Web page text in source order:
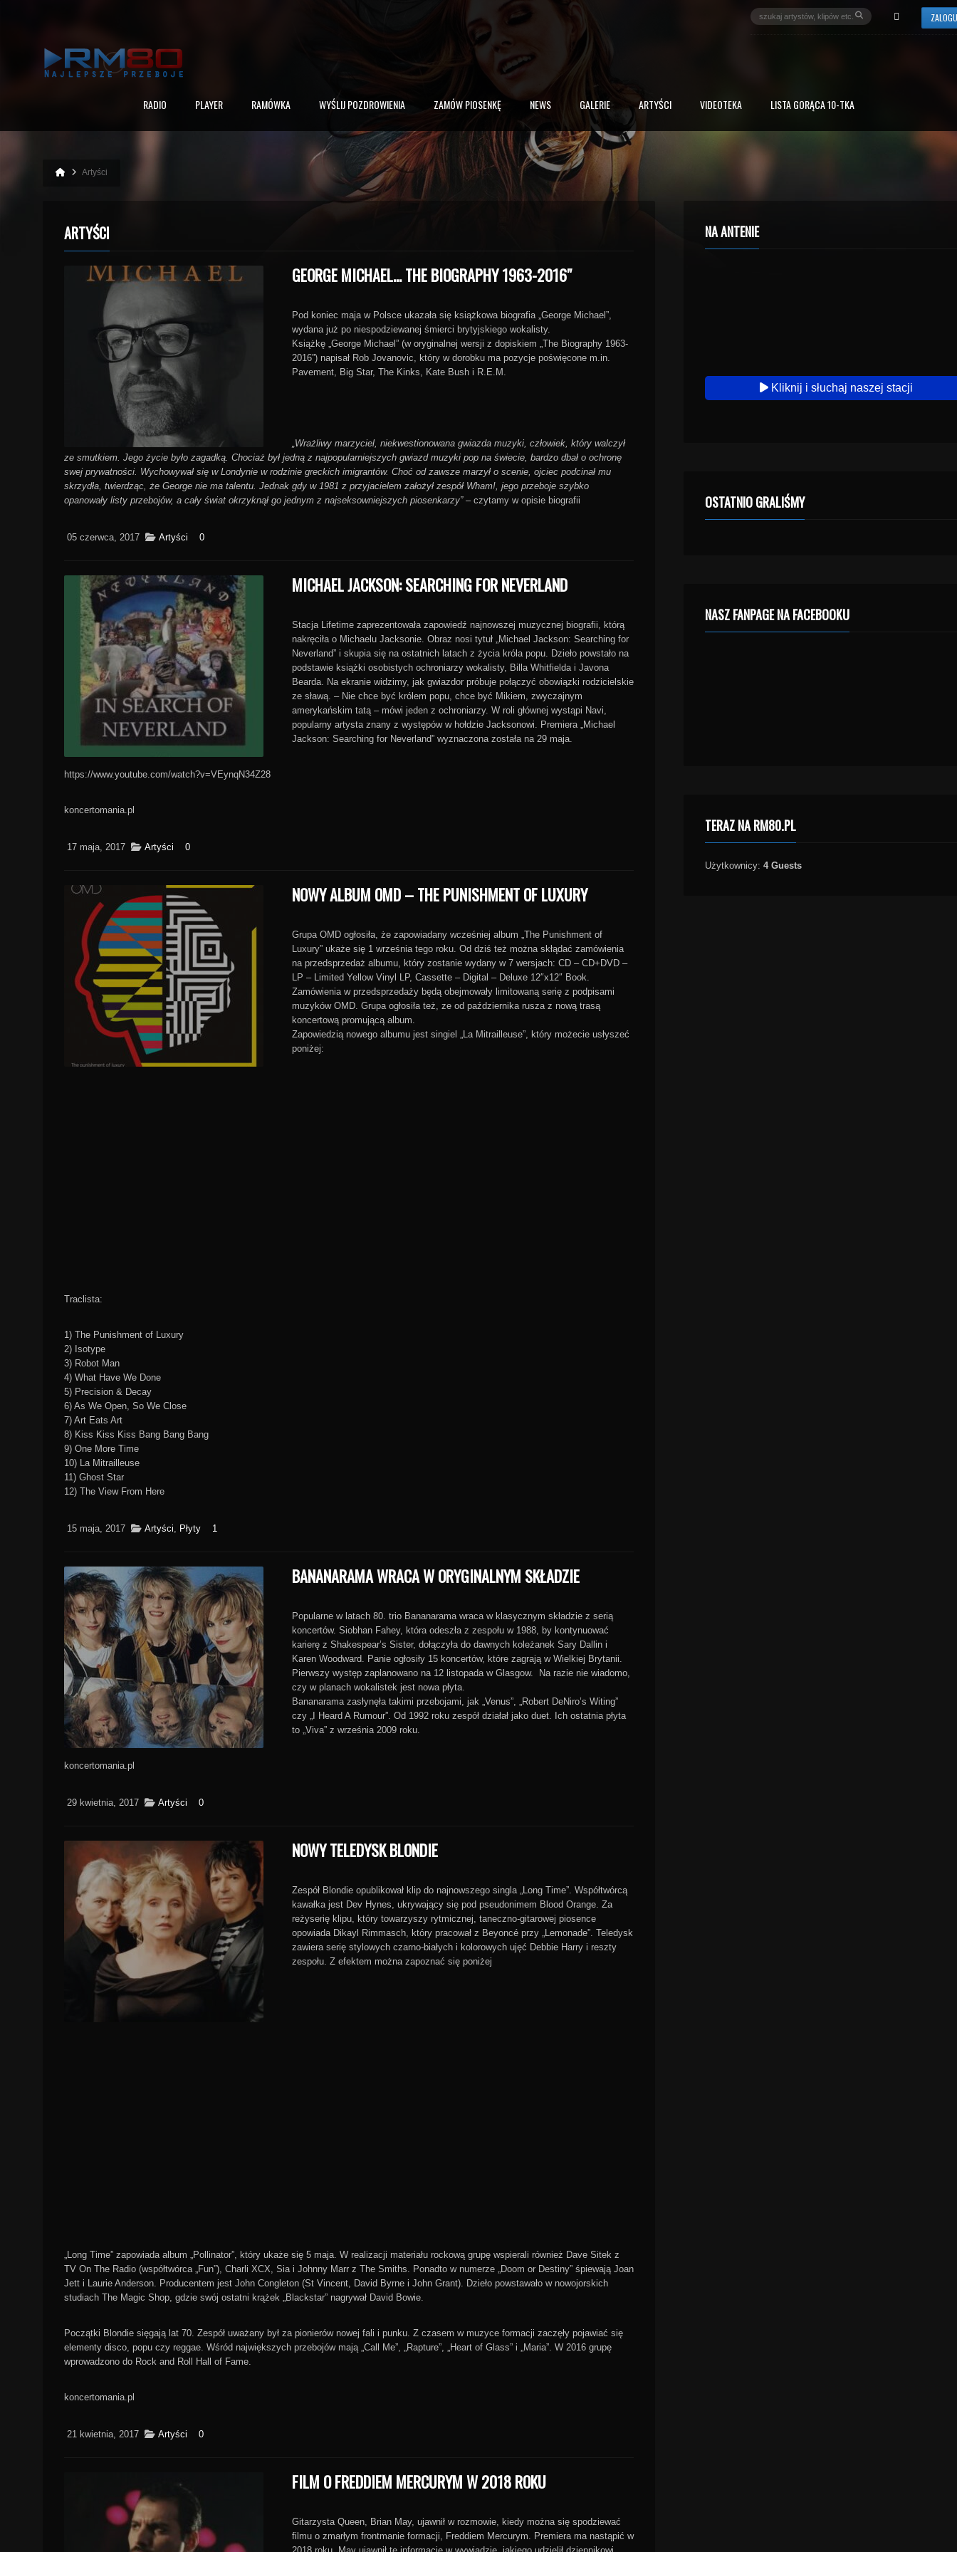
RADIO PLAYER RAMÓWKA WYŚLIJ POZDROWIENIA ZAMÓW PIOSENKĘ NEWS GALERIE ARTYŚCI VIDEOTEKA LISTA GORĄCA 10-TKA
Artyści
ARTYŚCI
GEORGE MICHAEL… THE BIOGRAPHY 1963-2016″
Pod koniec maja w Polsce ukazała się książkowa biografia „George Michael”,
wydana już po niespodziewanej śmierci brytyjskiego wokalisty.
Książkę „George Michael” (w oryginalnej wersji z dopiskiem „The Biography 1963-
2016”) napisał Rob Jovanovic, który w dorobku ma pozycje poświęcone m.in.
Pavement, Big Star, The Kinks, Kate Bush i R.E.M.
„Wrażliwy marzyciel, niekwestionowana gwiazda muzyki, człowiek, który walczył
ze smutkiem. Jego życie było zagadką. Chociaż był jedną z najpopularniejszych gwiazd muzyki pop na świecie, bardzo dbał o ochronę
swej prywatności. Wychowywał się w Londynie w rodzinie greckich imigrantów. Choć od zawsze marzył o scenie, ojciec podcinał mu
skrzydła, twierdząc, że George nie ma talentu. Jednak gdy w 1981 z przyjacielem założył zespół Wham!, jego przeboje szybko
opanowały listy przebojów, a cały świat okrzyknął go jednym z najseksowniejszych piosenkarzy”– czytamy w opisie biografii
05 czerwca, 2017 Artyści 0
MICHAEL JACKSON: SEARCHING FOR NEVERLAND
Stacja Lifetime zaprezentowała zapowiedź najnowszej muzycznej biografii, którą
nakręciła o Michaelu Jacksonie. Obraz nosi tytuł „Michael Jackson: Searching for
Neverland” i skupia się na ostatnich latach z życia króla popu. Dzieło powstało na
podstawie książki osobistych ochroniarzy wokalisty, Billa Whitfielda i Javona
Bearda. Na ekranie widzimy, jak gwiazdor próbuje połączyć obowiązki rodzicielskie
ze sławą. – Nie chce być królem popu, chce być Mikiem, zwyczajnym
amerykańskim tatą – mówi jeden z ochroniarzy. W roli głównej wystąpi Navi,
popularny artysta znany z występów w hołdzie Jacksonowi. Premiera „Michael
Jackson: Searching for Neverland” wyznaczona została na 29 maja.
https://www.youtube.com/watch?v=VEynqN34Z28
koncertomania.pl
17 maja, 2017 Artyści 0
NOWY ALBUM OMD – THE PUNISHMENT OF LUXURY
Grupa OMD ogłosiła, że zapowiadany wcześniej album „The Punishment of
Luxury” ukaże się 1 września tego roku. Od dziś też można skłądać zamówienia
na przedsprzedaż albumu, który zostanie wydany w 7 wersjach: CD – CD+DVD –
LP – Limited Yellow Vinyl LP, Cassette – Digital – Deluxe 12″x12″ Book.
Zamówienia w przedsprzedaży będą obejmowały limitowaną serię z podpisami
muzyków OMD. Grupa ogłosiła też, ze od października rusza z nową trasą
koncertową promującą album.
Zapowiedzią nowego albumu jest singiel „La Mitrailleuse”, który możecie usłyszeć
poniżej:
Traclista:
1) The Punishment of Luxury
2) Isotype
3) Robot Man
4) What Have We Done
5) Precision & Decay
6) As We Open, So We Close
7) Art Eats Art
8) Kiss Kiss Kiss Bang Bang Bang
9) One More Time
10) La Mitrailleuse
11) Ghost Star
12) The View From Here
15 maja, 2017 Artyści, Płyty 1
BANANARAMA WRACA W ORYGINALNYM SKŁADZIE
Popularne w latach 80. trio Bananarama wraca w klasycznym składzie z serią
koncertów. Siobhan Fahey, która odeszła z zespołu w 1988, by kontynuować
karierę z Shakespear’s Sister, dołączyła do dawnych koleżanek Sary Dallin i
Karen Woodward. Panie ogłosiły 15 koncertów, które zagrają w Wielkiej Brytanii.
Pierwszy występ zaplanowano na 12 listopada w Glasgow. Na razie nie wiadomo,
czy w planach wokalistek jest nowa płyta.
Bananarama zasłynęła takimi przebojami, jak „Venus”, „Robert DeNiro’s Witing”
czy „I Heard A Rumour”. Od 1992 roku zespół działał jako duet. Ich ostatnia płyta
to „Viva” z września 2009 roku.
koncertomania.pl
29 kwietnia, 2017 Artyści 0
NOWY TELEDYSK BLONDIE
Zespół Blondie opublikował klip do najnowszego singla „Long Time”. Współtwórcą
kawałka jest Dev Hynes, ukrywający się pod pseudonimem Blood Orange. Za
reżyserię klipu, który towarzyszy rytmicznej, taneczno-gitarowej piosence
opowiada Dikayl Rimmasch, który pracował z Beyoncé przy „Lemonade”. Teledysk
zawiera serię stylowych czarno-białych i kolorowych ujęć Debbie Harry i reszty
zespołu. Z efektem można zapoznać się poniżej
„Long Time” zapowiada album „Pollinator”, który ukaże się 5 maja. W realizacji materiału rockową grupę wspierali również Dave Sitek z
TV On The Radio (współtwórca „Fun”), Charli XCX, Sia i Johnny Marr z The Smiths. Ponadto w numerze „Doom or Destiny” śpiewają Joan
Jett i Laurie Anderson. Producentem jest John Congleton (St Vincent, David Byrne i John Grant). Dzieło powstawało w nowojorskich
studiach The Magic Shop, gdzie swój ostatni krążek „Blackstar” nagrywał David Bowie.
Początki Blondie sięgają lat 70. Zespół uważany był za pionierów nowej fali i punku. Z czasem w muzyce formacji zaczęły pojawiać się
elementy disco, popu czy reggae. Wśród największych przebojów mają „Call Me”, „Rapture”, „Heart of Glass” i „Maria”. W 2016 grupę
wprowadzono do Rock and Roll Hall of Fame.
koncertomania.pl
21 kwietnia, 2017 Artyści 0
FILM O FREDDIEM MERCURYM W 2018 ROKU
Gitarzysta Queen, Brian May, ujawnił w rozmowie, kiedy można się spodziewać
filmu o zmarłym frontmanie formacji, Freddiem Mercurym. Premiera ma nastąpić w
NA ANTENIE
Kliknij i słuchaj naszej stacji
OSTATNIO GRALIŚMY
NASZ FANPAGE NA FACEBOOKU
TERAZ NA RM80.PL
Użytkownicy: 4 Guests